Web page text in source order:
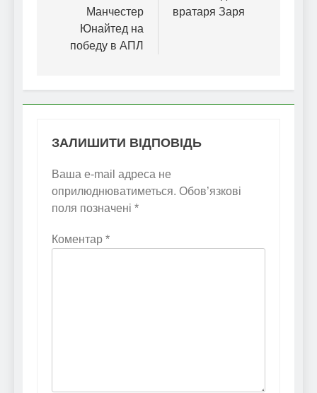
Манчестер
Юнайтед на
победу в АПЛ
вратаря Заря
ЗАЛИШИТИ ВІДПОВІДЬ
Ваша e-mail адреса не
оприлюднюватиметься. Обов’язкові
поля позначені *
Коментар *